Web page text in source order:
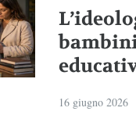
16 giugno 2026